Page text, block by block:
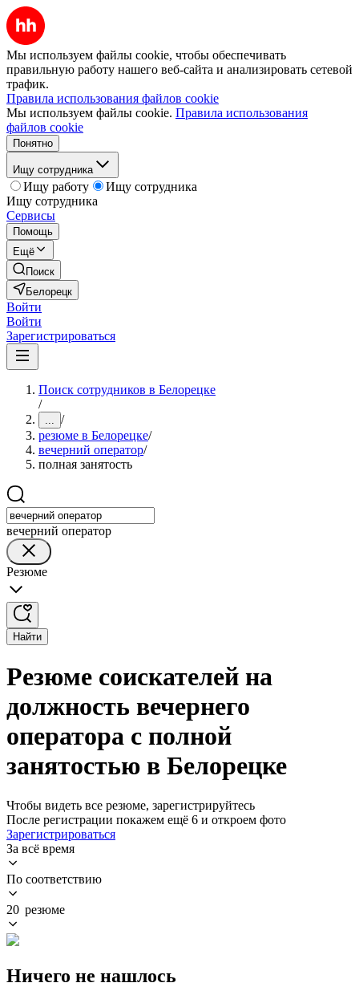
Мы используем файлы cookie, чтобы обеспечивать
правильную работу нашего веб-сайта и анализировать сетевой
трафик.
Правила использования файлов cookie
Мы используем файлы cookie. Правила использования
файлов cookie
Понятно
Ищу сотрудника
Ищу работу
Ищу сотрудника
Ищу сотрудника
Сервисы
Помощь
Ещё
Поиск
Белорецк
Войти
Войти
Зарегистрироваться
Поиск сотрудников в Белорецке
/
... /
резюме в Белорецке/
вечерний оператор/
полная занятость
вечерний оператор
Резюме
Найти
Резюме соискателей на
должность вечернего
оператора с полной
занятостью в Белорецке
Чтобы видеть все резюме, зарегистрируйтесь
После регистрации покажем ещё 6 и откроем фото
Зарегистрироваться
За всё время
По соответствию
20 резюме
Ничего не нашлось